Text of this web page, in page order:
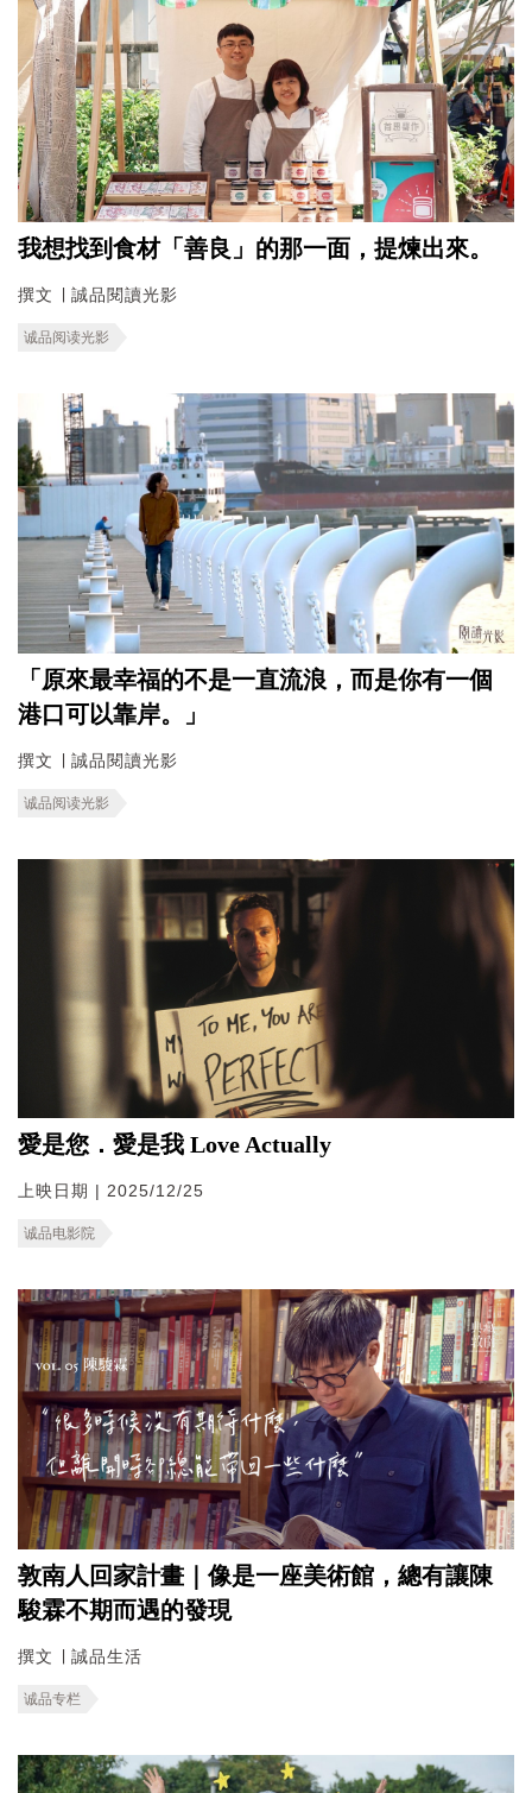
我想找到食材「善良」的那一面，提煉出來。
撰文 ∣ 誠品閱讀光影
诚品阅读光影
「原來最幸福的不是一直流浪，而是你有一個
港口可以靠岸。」
撰文 ∣ 誠品閱讀光影
诚品阅读光影
愛是您．愛是我 Love Actually
上映日期 | 2025/12/25
诚品电影院
敦南人回家計畫｜像是一座美術館，總有讓陳
駿霖不期而遇的發現
撰文 ∣ 誠品生活
诚品专栏